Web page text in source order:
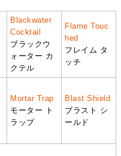
Blackwater
Cocktail
ブラックウ
ォーター カ
クテル
Flame Touc
hed
フレイム タ
ッチ
Mortar Trap
モーター ト
ラップ
Blast Shield
ブラスト シ
ールド